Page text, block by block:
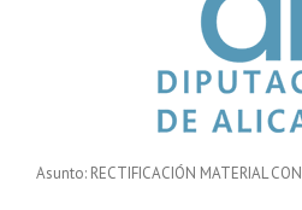
Asunto: RECTIFICACIÓN MATERIAL